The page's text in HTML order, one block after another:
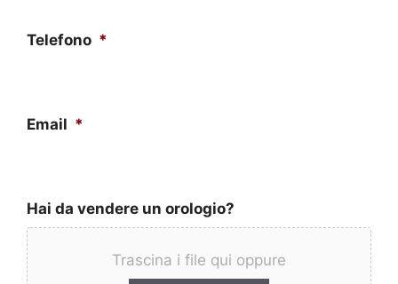
Telefono *
Email *
Hai da vendere un orologio?
Trascina i file qui oppure